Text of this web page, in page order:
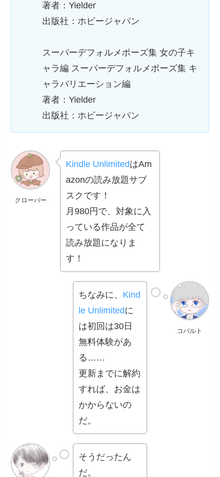
著者：Yielder
出版社：ホビージャパン
スーパーデフォルメポーズ集 女の子キ
ャラ編 スーパーデフォルメポーズ集 キ
ャラバリエーション編
著者：Yielder
出版社：ホビージャパン
クローバー
Kindle UnlimitedはAm
azonの読み放題サブ
スクです！
月980円で、対象に入
っている作品が全て
読み放題になりま
す！
コバルト
ちなみに、 Kind
le Unlimitedに
は初回は30日
無料体験があ
る……
更新までに解約
すれば、お金は
かからないの
だ。
そうだったん
だ。